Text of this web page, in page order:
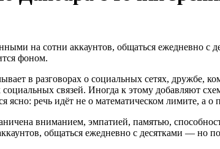
на сотни аккаунтов, общаться ежедневно
фоном.
в разговорах о социальных сетях,
связей. Иногда к этому добавляют
ясно: речь идёт не о математическом лимите, а
вниманием, эмпатией, памятью,
общаться ежедневно с десятками — но